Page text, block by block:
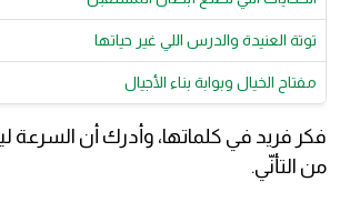
توتة العنيدة والدرس اللي غير حياتها
مفتاح الخيال وبوابة بناء الأجيال
فكر فريد في كلماتها، وأدرك أن
من التأنّي.